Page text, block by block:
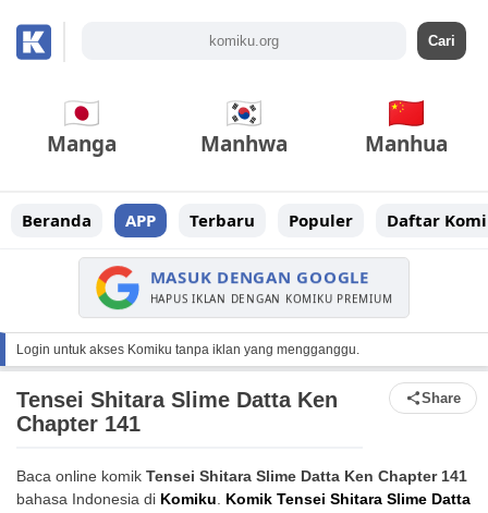
Manga Manhwa Manhua
Beranda APP Terbaru Populer Daftar
MASUK DENGAN GOOGLE
HAPUS IKLAN DENGAN KOMIKU PREMIUM
Login untuk akses Komiku tanpa iklan yang mengganggu.
Tensei Shitara Slime Datta Ken
Chapter 141
Share
Baca online komik Tensei Shitara Slime Datta Ken Chapter 141
bahasa Indonesia di Komiku. Komik Tensei Shitara Slime Datta